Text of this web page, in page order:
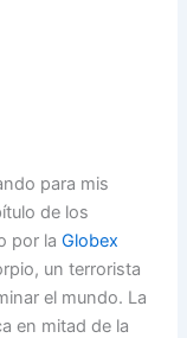
para mis
de los
por laGlobex
un terrorista
el mundo. La
en mitad de la